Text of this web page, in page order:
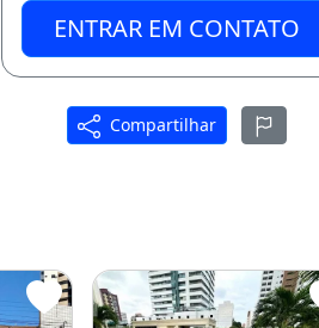
ENTRAR EM CONTATO
Compartilhar